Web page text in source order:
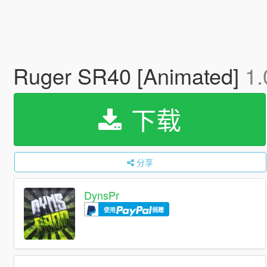
Ruger SR40 [Animated]
下载
分享
DynsPr
使用 捐赠